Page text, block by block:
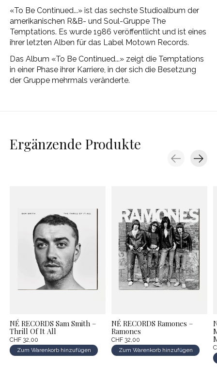
«To Be Continued...» ist das sechste Studioalbum der
amerikanischen R&B- und Soul-Gruppe The
Temptations. Es wurde 1986 veröffentlicht und ist eines
ihrer letzten Alben für das Label Motown Records.
Das Album «To Be Continued...» zeigt die Temptations
in einer Phase ihrer Karriere, in der sich die Besetzung
der Gruppe mehrmals veränderte.
Ergänzende Produkte
NÉ RECORDS Sam Smith –
Thrill Of It All
CHF 32,00
Zum Warenkorb hinzufügen
NÉ RECORDS Ramones –
Ramones
CHF 32,00
Zum Warenkorb hinzufügen